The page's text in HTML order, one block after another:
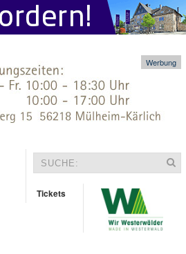
Werbung
Tickets